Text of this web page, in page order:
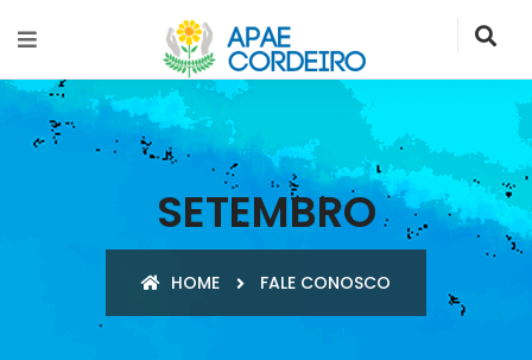
SETEMBRO
HOME FALE CONOSCO